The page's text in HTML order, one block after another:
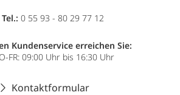
Tel.: 0 55 93 - 80 29 77 12
Kundenservice erreichen Sie:
FR: 09:00 Uhr bis 16:30 Uhr
Kontaktformular